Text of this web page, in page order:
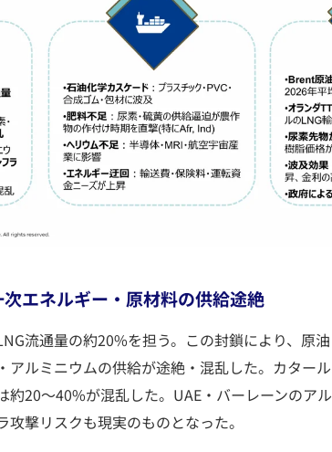
エネルギー・原材料の供給途絶
流通量の約20%を担う。この封鎖により、原
アルミニウムの供給が途絶・混乱した。カター
約20〜40%が混乱した。UAE・バーレーンのア
撃リスクも現実のものとなった。